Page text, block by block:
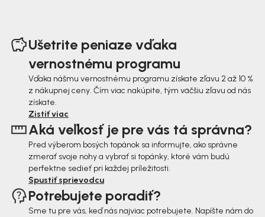
Ušetrite peniaze vďaka
vernostnému programu
Vďaka nášmu vernostnému programu získate zľavu 2 až 10 %
z nákupnej ceny. Čím viac nakúpite, tým väčšiu zľavu od nás
získate.
Zistiť viac
Aká veľkosť je pre vás tá správna?
Pred výberom bosých topánok sa informujte, ako správne
zmerať svoje nohy a vybrať si topánky, ktoré vám budú
perfektne sedieť pri každej príležitosti.
Spustiť sprievodcu
Potrebujete poradiť?
Sme tu pre vás, keď nás najviac potrebujete. Napíšte nám do